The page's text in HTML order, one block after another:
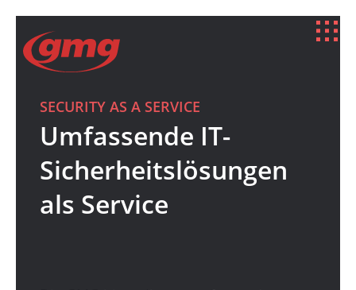
SECURITY AS A SERVICE
Umfassende IT-
Sicherheitslösungen
als Service